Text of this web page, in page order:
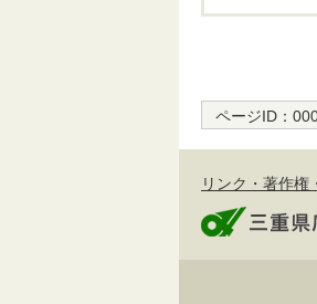
ページID：
リンク・著作権